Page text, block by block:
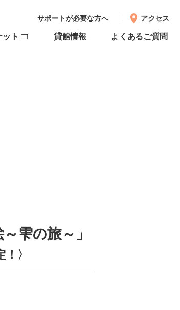
サポートが必要な方へ アクセス
ット 貸館情報 よくあるご質問
雫の旅～」
〉